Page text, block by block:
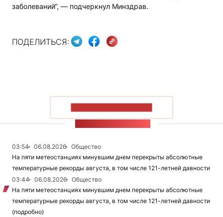
заболеваний“, — подчеркнул Минздрав.
ПОДЕЛИТЬСЯ:
03:54 06.08.2026
Общество
На пяти метеостанциях минувшим днем перекрыты абсолютные
температурные рекорды августа, в том числе 121-летней давности
03:44
06.08.2026
Общество
На пяти метеостанциях минувшим днем перекрыты абсолютные
температурные рекорды августа, в том числе 121-летней давности
(подробно)